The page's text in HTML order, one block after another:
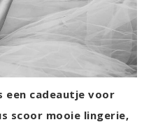
een cadeautje voor
scoor mooie lingerie,